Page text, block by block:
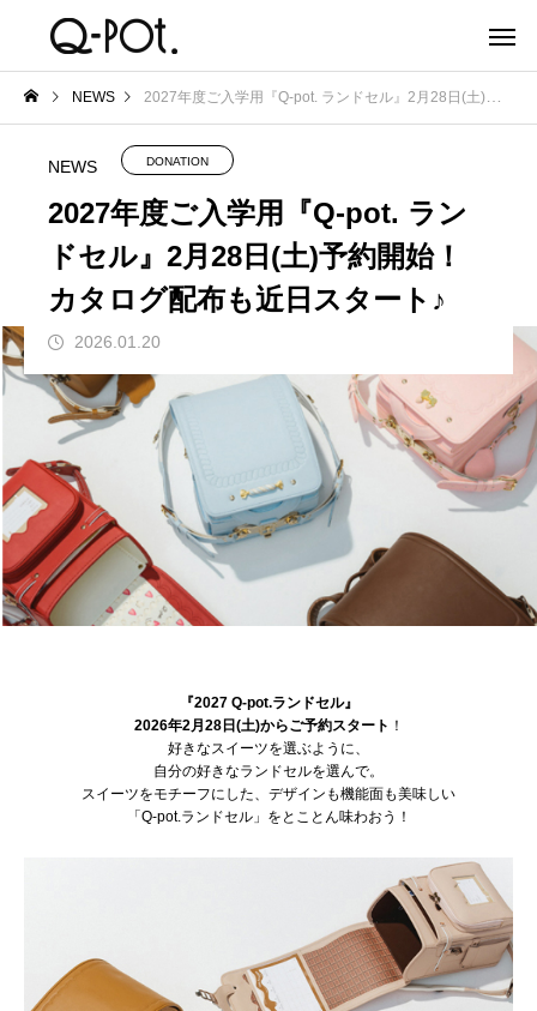
NEWS 2027年度ご入学用『Q-pot. ランドセル』2月28日(土)予約開始！カタログ配布も近日スタート♪
NEWS DONATION
2027年度ご入学用『Q-pot. ラン
ドセル』2月28日(土)予約開始！
カタログ配布も近日スタート♪
2026.01.20
『2027 Q-pot.ランドセル』
2026年2月28日(土)からご予約スタート ！
好きなスイーツを選ぶように、
自分の好きなランドセルを選んで。
スイーツをモチーフにした、デザインも機能面も美味しい
「Q-pot.ランドセル」をとことん味わおう！